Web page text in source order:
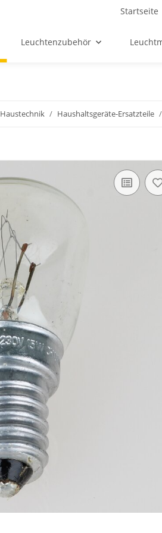
Startseite
Leuchtenzubehör
Haustechnik Haushaltsgeräte-Ersatzteile